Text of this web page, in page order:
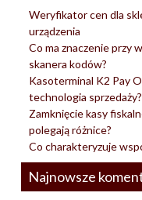
Weryfikator cen dla
urządzenia
Co ma znaczenie przy
skanera kodów?
Kasoterminal K2 Pay
technologia sprzedaży?
Zamknięcie kasy
polegają różnice?
Co charakteryzuje
Najnowsze